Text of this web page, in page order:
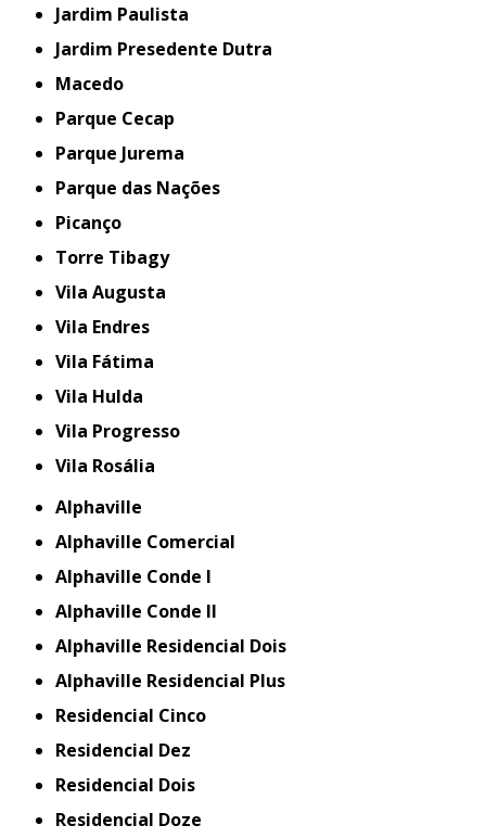
Jardim Paulista
Jardim Presedente Dutra
Macedo
Parque Cecap
Parque Jurema
Parque das Nações
Picanço
Torre Tibagy
Vila Augusta
Vila Endres
Vila Fátima
Vila Hulda
Vila Progresso
Vila Rosália
Alphaville
Alphaville Comercial
Alphaville Conde I
Alphaville Conde II
Alphaville Residencial Dois
Alphaville Residencial Plus
Residencial Cinco
Residencial Dez
Residencial Dois
Residencial Doze